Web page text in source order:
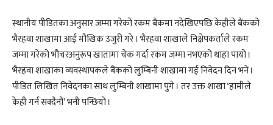
स्थानीय पीडितका अनुसार जम्मा गरेको रकम बैंकमा नदेखिएपछि केहीले बैंकको
भैरहवा शाखामा आई मौखिक उजुरी गरे । भैरहवा शाखाले निक्षेपकर्ताले रकम
जम्मा गरेको भौचरअनुरूप खातामा चेक गर्दा रकम जम्मा नभएको थाहा पायो ।
भैरहवा शाखाका व्यवस्थापकले बैंकको लुम्बिनी शाखामा गई निवेदन दिन भने ।
पीडित लिखित निवेदनका साथ लुम्बिनी शाखामा पुगे । तर उक्त शाखा ‘हामीले
केही गर्न सक्दैनौं’ भनी पन्छियो ।